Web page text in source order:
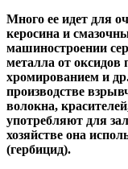
Много ее идет для
керосина и
машиностроении
металла от
хромированием и
производстве
волокна,
употребляют для
хозяйстве она
(гербицид).